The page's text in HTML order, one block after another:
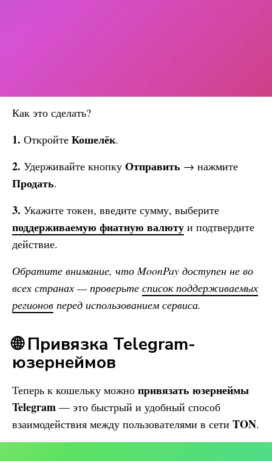
Как это сделать?
1. Откройте Кошелёк.
2. Удерживайте кнопку Отправить → нажмите
Продать.
3. Укажите токен, введите сумму, выберите
поддерживаемую фиатную валюту и подтвердите
действие.
Обратите внимание, что MoonPay доступен не во
всех странах — проверьте список поддерживаемых
регионов перед использованием сервиса.
🌐 Привязка Telegram-
юзернеймов
Теперь к кошельку можно привязать юзернеймы
Telegram — это быстрый и удобный способ
взаимодействия между пользователями в сети TON.